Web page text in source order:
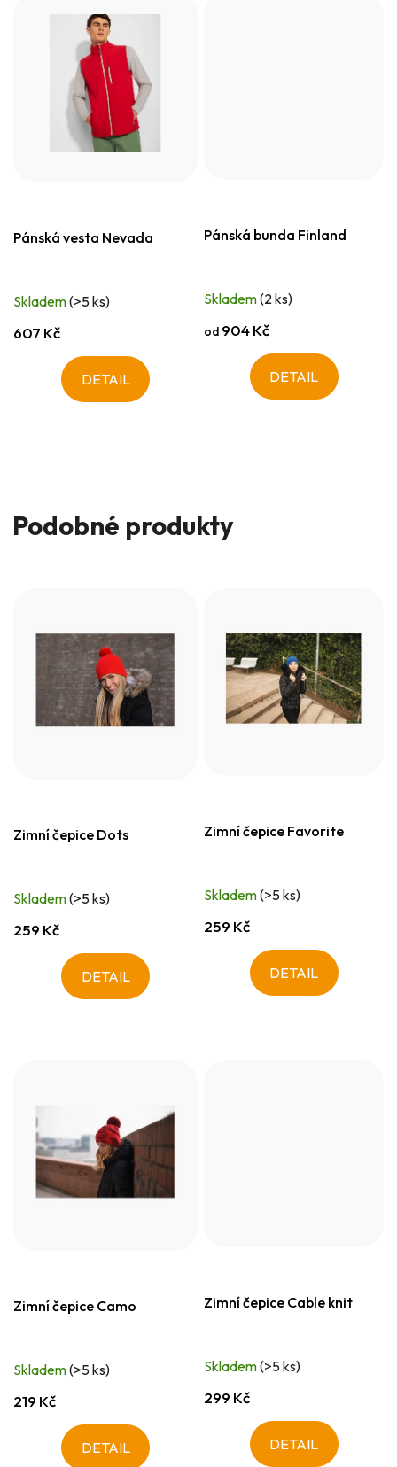
Pánská vesta Nevada
Skladem(>5 ks)
607 Kč
DETAIL
Pánská bunda Finland
Skladem(2 ks)
od 904 Kč
DETAIL
Podobné produkty
Zimní čepice Dots
Skladem(>5 ks)
259 Kč
DETAIL
Zimní čepice Favorite
Skladem(>5 ks)
259 Kč
DETAIL
Zimní čepice Camo
Skladem(>5 ks)
219 Kč
DETAIL
Zimní čepice Cable knit
Skladem(>5 ks)
299 Kč
DETAIL